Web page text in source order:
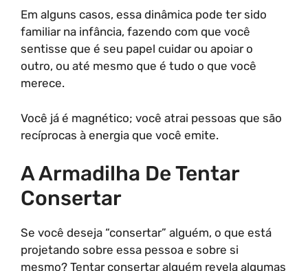
Em alguns casos, essa dinâmica pode ter sido
familiar na infância, fazendo com que você
sentisse que é seu papel cuidar ou apoiar o
outro, ou até mesmo que é tudo o que você
merece.
Você já é magnético; você atrai pessoas que são
recíprocas à energia que você emite.
A Armadilha De Tentar
Consertar
Se você deseja “consertar” alguém, o que está
projetando sobre essa pessoa e sobre si
mesmo? Tentar consertar alguém revela algumas